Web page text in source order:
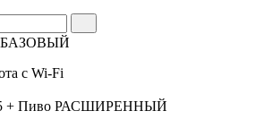
БАЗОВЫЙ
с Wi-Fi
+ Пиво РАСШИРЕННЫЙ